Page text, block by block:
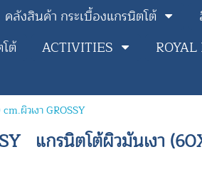
คลังสินค้า กระเบื้องแกรนิตโต้
ต้
ACTIVITIES
ผิวเงา GROSSY
แกรนิตโต้ผิวมันเงา